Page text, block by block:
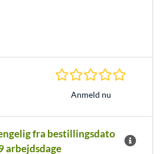
Anmeld nu
fra bestillingsdato
arbejdsdage